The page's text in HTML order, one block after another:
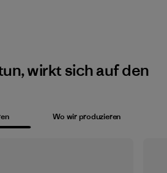
wirkt sich auf den
Wo wir produzieren